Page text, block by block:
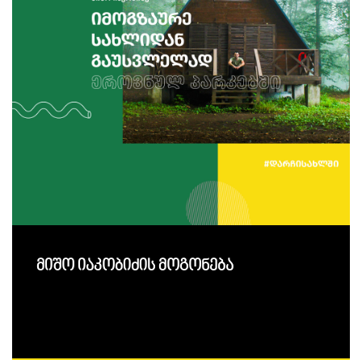
მიშო იაკობიძის მოგონება